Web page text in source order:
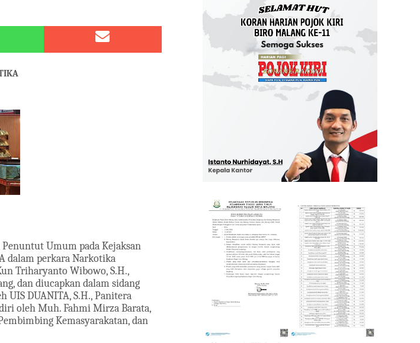
Carabao Bistro & Pool Batu HQ Total Hadiah Rp 5 Juta
Ketagihan,Ini Sebabnya
Penuntut Umum pada Kejaksan
dalam perkara Narkotika
Triharyanto Wibowo, S.H.,
dan diucapkan dalam sidang
DUANITA, S.H., Panitera
oleh Muh. Fahmi Mirza Barata,
Kemasyarakatan, dan